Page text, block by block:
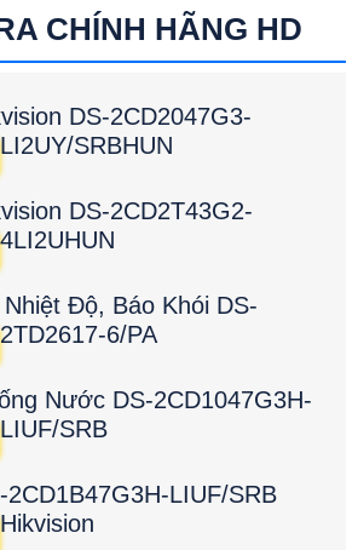
CHÍNH HÃNG HD
DS-2CD2047G3-
LI2UY/SRBHUN
DS-2CD2T43G2-
4LI2UHUN
Độ, Báo Khói DS-
2TD2617-6/PA
Nước DS-2CD1047G3H-
LIUF/SRB
2CD1B47G3H-LIUF/SRB
Hikvision